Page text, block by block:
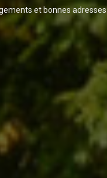
et bonnes adresses